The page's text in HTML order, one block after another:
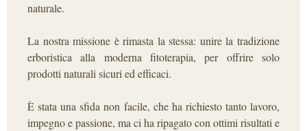
naturale.
La nostra missione è rimasta la stessa: unire la tradizione
erboristica alla moderna fitoterapia, per offrire solo
prodotti naturali sicuri ed efficaci.
È stata una sfida non facile, che ha richiesto tanto lavoro,
impegno e passione, ma ci ha ripagato con ottimi risultati e